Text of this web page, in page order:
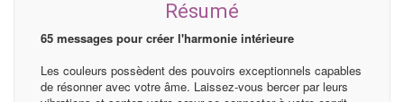
Résumé
65 messages pour créer l'harmonie intérieure
Les couleurs possèdent des pouvoirs exceptionnels capables
de résonner avec votre âme. Laissez-vous bercer par leurs